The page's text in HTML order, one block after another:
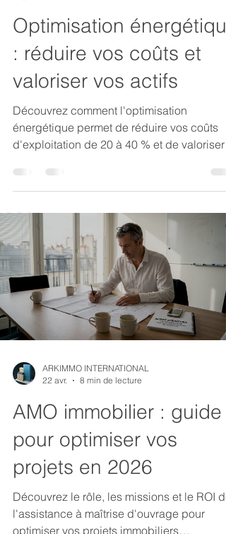
Optimisation énergétique
: réduire vos coûts et
valoriser vos actifs
Découvrez comment l'optimisation
énergétique permet de réduire vos coûts
d'exploitation de 20 à 40 % et de valoriser
ARKIMMO INTERNATIONAL
22 avr.
8 min de lecture
AMO immobilier : guide
pour optimiser vos
projets en 2026
Découvrez le rôle, les missions et le ROI de
l'assistance à maîtrise d'ouvrage pour
optimiser vos projets immobiliers